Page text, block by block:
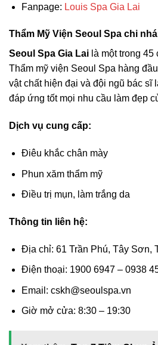
Fanpage: Louis Spa Gia Lai
Thẩm Mỹ Viện Seoul Spa chi
Seoul Spa Gia Lai là một trong
Thẩm mỹ viện Seoul Spa hàng
vật chất hiện đại và đội ngũ bác sĩ
đáp ứng tốt mọi nhu cầu làm đẹp
Dịch vụ cung cấp:
Điêu khắc chân mày
Phun xăm thẩm mỹ
Điều trị mụn, làm trắng da
Thông tin liên hệ:
Địa chỉ: 61 Trần Phú, Tây Sơn,
Điện thoại: 1900 6947 – 0938
Email: cskh@seoulspa.vn
Giờ mở cửa: 8:30 – 19:30